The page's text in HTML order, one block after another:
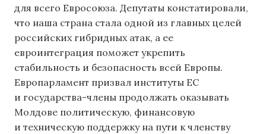
для всего Евросоюза. Депутаты констатировали,
что наша страна стала одной из главных целей
российских гибридных атак, а ее
евроинтеграция поможет укрепить
стабильность и безопасность всей Европы.
Европарламент призвал институты ЕС
и государства-члены продолжать оказывать
Молдове политическую, финансовую
и техническую поддержку на пути к членству